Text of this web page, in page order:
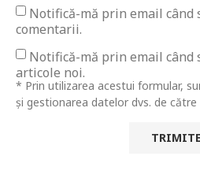
Notifică-mă prin email
comentarii.
Notifică-mă prin email când
articole noi.
* Prin utilizarea acestui formular,
și gestionarea datelor dvs. de